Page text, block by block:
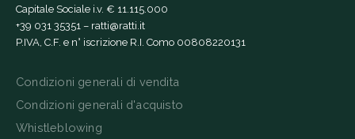
Capitale Sociale i.v. € 11.115.000
+39 031 35351 – ratti@ratti.it
P.IVA, C.F. e n° iscrizione R.I. Como 00808220131
Condizioni generali di vendita
Condizioni generali d'acquisto
Whistleblowing